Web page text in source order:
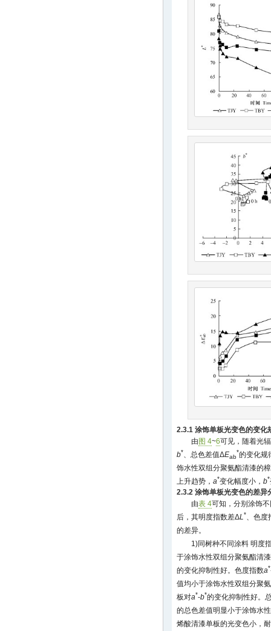
2.3.1 涂饰单板光变色的变化
由 图 4~6可见，随着光
b*、总色差值ΔEab
*的变化规
饰水性双组分聚氨酯清漆的
上升趋势， a*变化幅度小， b*
2.3.2 涂饰单板光变色的差异
由表 4可知，分别涂饰
后，其明度指数差ΔL*、色度
的差异。
1)同树种不同涂料 明度
于涂饰水性双组分聚氨酯清
的变化抑制性好。色度指数a*
值均小于涂饰水性双组分聚
板对a*-b*的变化抑制性好。
的总色差值明显小于涂饰水
烯酸清漆单板的光变色小，